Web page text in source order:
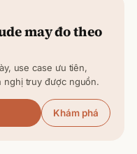
may đo theo
use case ưu tiên,
truy được nguồn.
Khám phá